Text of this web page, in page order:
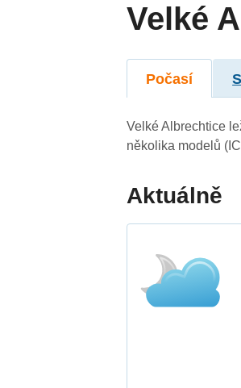
Velké
Počasí
Velké Albrechtice
několika modelů
Aktuálně